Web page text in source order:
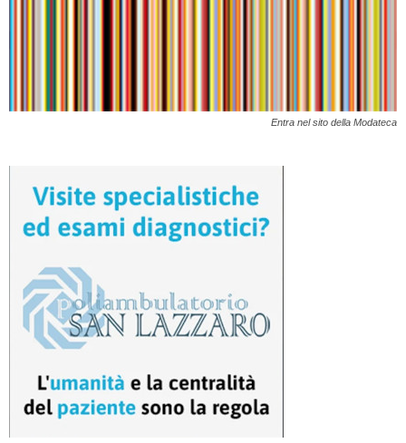
Entra nel sito della Modateca